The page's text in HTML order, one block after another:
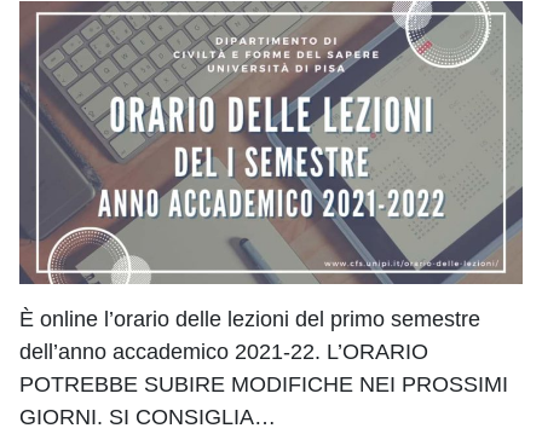
È online l’orario delle lezioni del primo semestre
dell’anno accademico 2021-22. L’ORARIO
POTREBBE SUBIRE MODIFICHE NEI PROSSIMI
GIORNI. SI CONSIGLIA…